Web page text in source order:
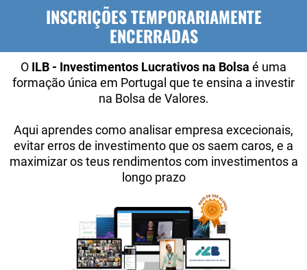
INSCRIÇÕES TEMPORARIAMENTE
ENCERRADAS
O ILB - Investimentos Lucrativos na Bolsa é uma
formação única em Portugal que te ensina a investir
na Bolsa de Valores.
Aqui aprendes como analisar empresa excecionais,
evitar erros de investimento que os saem caros, e a
maximizar os teus rendimentos com investimentos a
longo prazo